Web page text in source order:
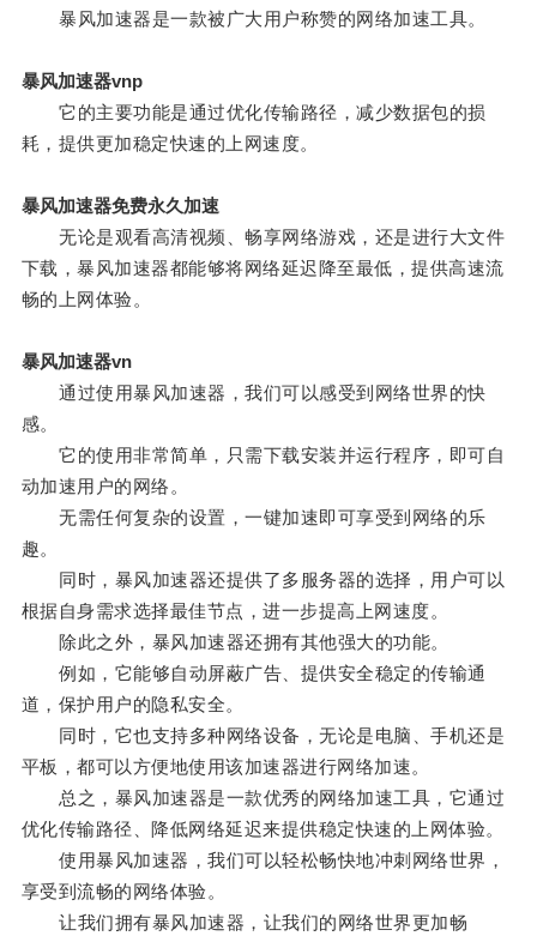
暴风加速器是一款被广大用户称赞的网络加速工具。
暴风加速器vnp
它的主要功能是通过优化传输路径，减少数据包的损
耗，提供更加稳定快速的上网速度。
暴风加速器免费永久加速
无论是观看高清视频、畅享网络游戏，还是进行大文件
下载，暴风加速器都能够将网络延迟降至最低，提供高速流
畅的上网体验。
暴风加速器vn
通过使用暴风加速器，我们可以感受到网络世界的快
感。
它的使用非常简单，只需下载安装并运行程序，即可自
动加速用户的网络。
无需任何复杂的设置，一键加速即可享受到网络的乐
趣。
同时，暴风加速器还提供了多服务器的选择，用户可以
根据自身需求选择最佳节点，进一步提高上网速度。
除此之外，暴风加速器还拥有其他强大的功能。
例如，它能够自动屏蔽广告、提供安全稳定的传输通
道，保护用户的隐私安全。
同时，它也支持多种网络设备，无论是电脑、手机还是
平板，都可以方便地使用该加速器进行网络加速。
总之，暴风加速器是一款优秀的网络加速工具，它通过
优化传输路径、降低网络延迟来提供稳定快速的上网体验。
使用暴风加速器，我们可以轻松畅快地冲刺网络世界，
享受到流畅的网络体验。
让我们拥有暴风加速器，让我们的网络世界更加畅